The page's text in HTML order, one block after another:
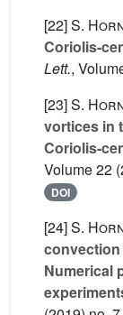
[22]S.
Coriolis-
Lett.,
[23]S.
vortices in
Coriolis-
Volume 22
DOI
[24]S.
Numerical